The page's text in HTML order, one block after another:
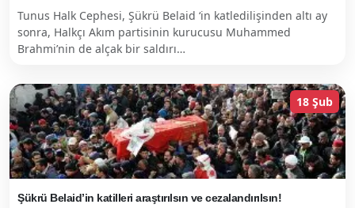
Tunus Halk Cephesi, Şükrü Belaid ‘in katledilişinden altı ay
sonra, Halkçı Akım partisinin kurucusu Muhammed
Brahmi’nin de alçak bir saldırı…
18 Şub
Şükrü Belaid’in katilleri araştırılsın ve cezalandırılsın!